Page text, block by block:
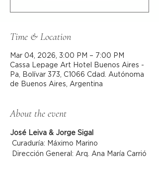
Time & Location
Mar 04, 2026, 3:00 PM – 7:00 PM
Cassa Lepage Art Hotel Buenos Aires -
Pa, Bolívar 373, C1066 Cdad. Autónoma
de Buenos Aires, Argentina
About the event
José Leiva & Jorge Sigal
Curaduría: Máximo Marino
Dirección General: Arq. Ana María Carrió